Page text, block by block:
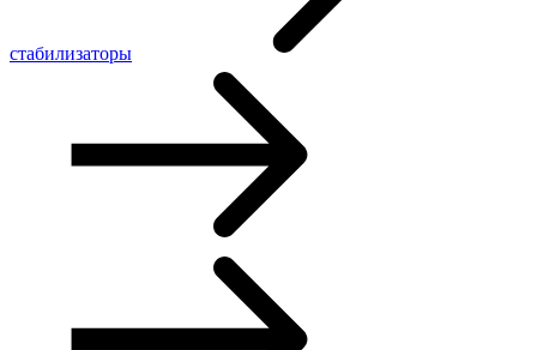
стабилизаторы